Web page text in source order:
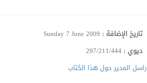
تاريخ الإضافة : Sunday 7 June 2009
ديوي : 297/211/444
راسل المدير حول هذا الكتاب